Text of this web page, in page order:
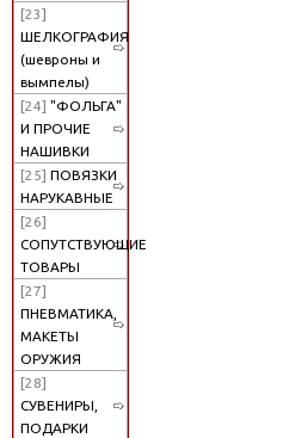
[23]
ШЕЛКОГРАФИЯ
(шевроны и
вымпелы)
[24] "ФОЛЬГА"
И ПРОЧИЕ
НАШИВКИ
[25] ПОВЯЗКИ
НАРУКАВНЫЕ
[26]
СОПУТСТВУЮЩИЕ
ТОВАРЫ
[27]
ПНЕВМАТИКА,
МАКЕТЫ
ОРУЖИЯ
[28]
СУВЕНИРЫ,
ПОДАРКИ